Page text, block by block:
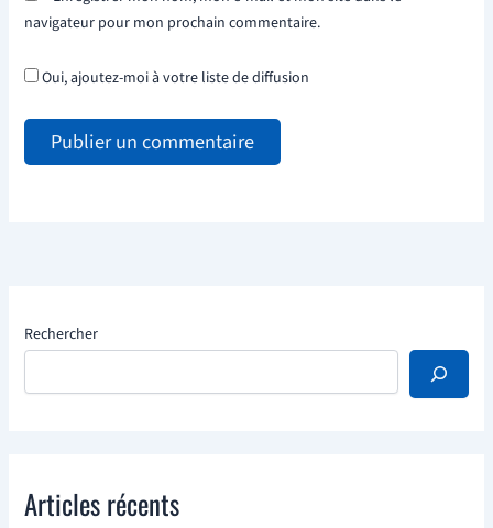
navigateur pour mon prochain commentaire.
Oui, ajoutez-moi à votre liste de diffusion
Rechercher
Articles récents